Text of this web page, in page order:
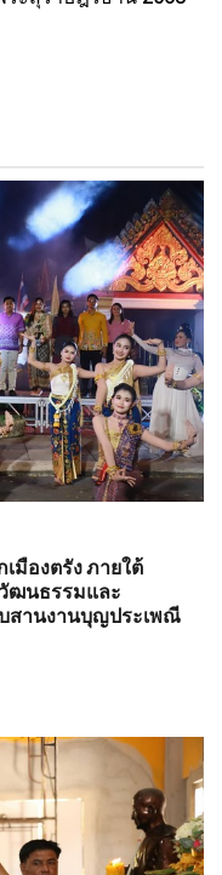
มืองตรัง ภายใต้
วัฒนธรรมและ
สานงานบุญประเพณี